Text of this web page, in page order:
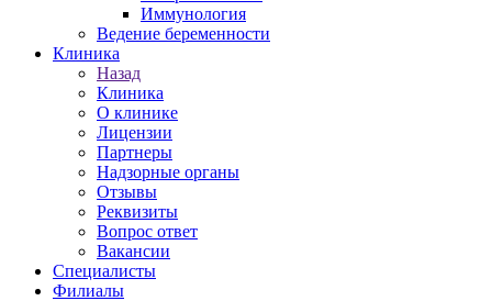
Иммунология
Ведение беременности
Клиника
Назад
Клиника
О клинике
Лицензии
Партнеры
Надзорные органы
Отзывы
Реквизиты
Вопрос ответ
Вакансии
Специалисты
Филиалы